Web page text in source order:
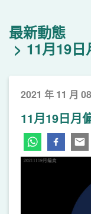
最新動態
11月19
2021 年 11 月
11月19日月